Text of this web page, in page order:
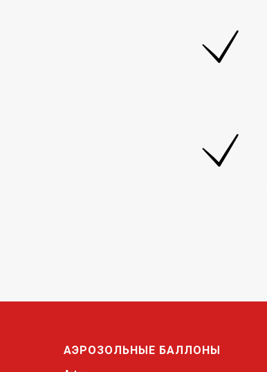
АЭРОЗОЛЬНЫЕ БАЛЛОНЫ